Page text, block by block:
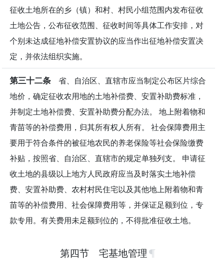
征收土地所在的乡（镇）和村、村民小组范围内发布征收
土地公告，公布征收范围、征收时间等具体工作安排，对
个别未达成征地补偿安置协议的应当作出征地补偿安置决
定，并依法组织实施。
第三十二条 省、自治区、直辖市应当制定公布区片综合
地价，确定征收农用地的土地补偿费、安置补助费标准，
并制定土地补偿费、安置补助费分配办法。 地上附着物和
青苗等的补偿费用，归其所有权人所有。 社会保障费用主
要用于符合条件的被征地农民的养老保险等社会保险缴费
补贴，按照省、自治区、直辖市的规定单独列支。 申请征
收土地的县级以上地方人民政府应当及时落实土地补偿
费、安置补助费、农村村民住宅以及其他地上附着物和青
苗等的补偿费用、社会保障费用等，并保证足额到位，专
款专用。有关费用未足额到位的，不得批准征收土地。
第四节 宅基地管理